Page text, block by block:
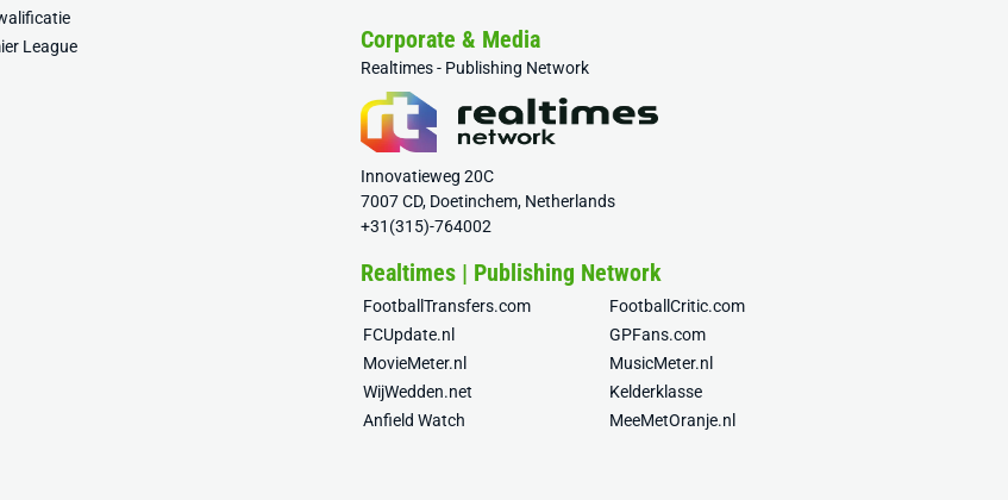
League
Corporate & Media
Realtimes - Publishing Network
Innovatieweg 20C
7007 CD, Doetinchem, Netherlands
+31(315)-764002
Realtimes | Publishing Network
FootballTransfers.com
FootballCritic.com
FCUpdate.nl
GPFans.com
MovieMeter.nl
MusicMeter.nl
WijWedden.net
Kelderklasse
Anfield Watch
MeeMetOranje.nl